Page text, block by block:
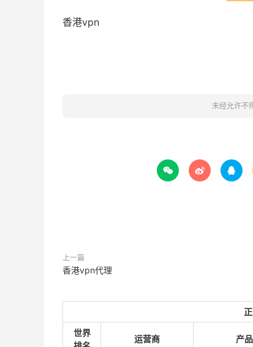
香港vpn
未经允许不
  
上一篇
香港vpn代理
世界
运营商 产